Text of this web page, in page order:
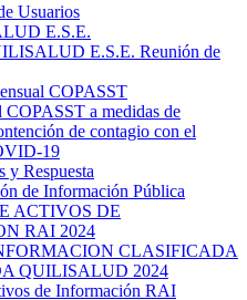
Usuarios
E.S.E.
E.S.E. Reunión de
COPASST
COPASST a medidas de
de contagio con el
19
y Respuesta
de Información Pública
ACTIVOS DE
RAI 2024
CLASIFICADA
QUILISALUD 2024
de Información RAI